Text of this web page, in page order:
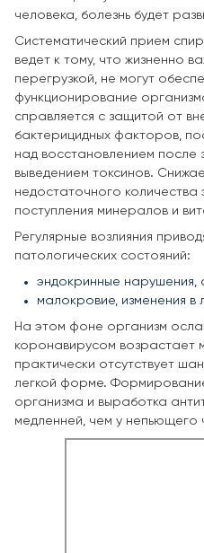
человека, болезнь будет
Систематический прием
ведет к тому, что жизненно
перегрузкой, не могут
функционирование
справляется с защитой от
бактерицидных факторов,
над восстановлением после
выведением токсинов.
недостаточного количества
поступления минералов и
Регулярные возлияния
патологических состояний:
эндокринные
малокровие, изменения в
На этом фоне организм
коронавирусом возрастает
практически отсутствует
легкой форме.
организма и выработка
медленней, чем у непьющего